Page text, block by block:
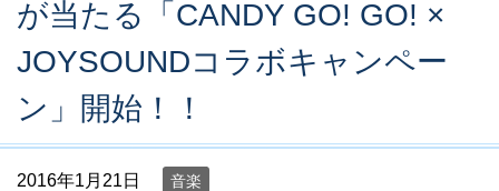
が当たる「CANDY GO! GO! ×
JOYSOUNDコラボキャンペー
ン」開始！！
2016年1月21日 音楽